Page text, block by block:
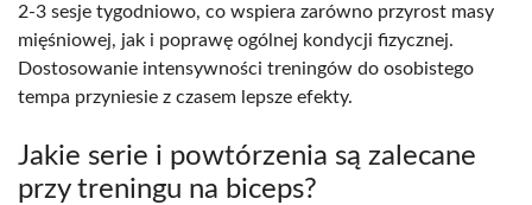
2-3 sesje tygodniowo, co wspiera zarówno przyrost masy
mięśniowej, jak i poprawę ogólnej kondycji fizycznej.
Dostosowanie intensywności treningów do osobistego
tempa przyniesie z czasem lepsze efekty.
Jakie serie i powtórzenia są zalecane
przy treningu na biceps?